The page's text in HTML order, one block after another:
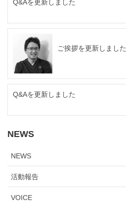
Q&Aを更新しました
ご挨拶を更新しました
Q&Aを更新しました
NEWS
NEWS
活動報告
VOICE